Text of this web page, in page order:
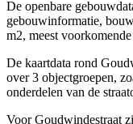
De openbare
gebouwinformatie,
m2, meest
De kaartdata rond
over 3 objectgroepen,
onderdelen van de
Voor Goudwindestraat